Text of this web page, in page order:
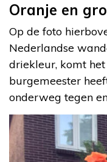
Oranje en
Op de foto
Nederlandse
driekleur, komt
burgemeester
onderweg tegen